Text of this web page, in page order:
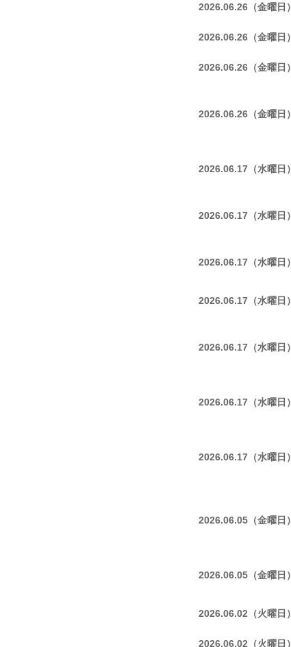
2026.06.26（金曜日）
2026.06.26（金曜日）
2026.06.26（金曜日）
2026.06.26（金曜日）
2026.06.17（水曜日）
2026.06.17（水曜日）
2026.06.17（水曜日）
2026.06.17（水曜日）
2026.06.17（水曜日）
2026.06.17（水曜日）
2026.06.17（水曜日）
2026.06.05（金曜日）
2026.06.05（金曜日）
2026.06.02（火曜日）
2026.06.02（火曜日）